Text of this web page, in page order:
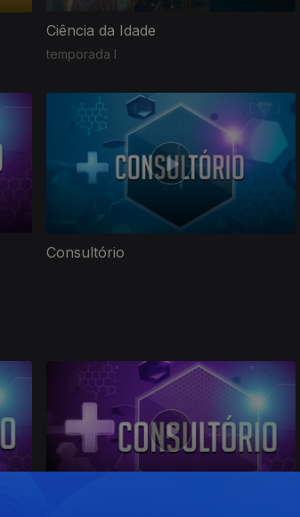
Ciência da Idade
temporada I
Consultório